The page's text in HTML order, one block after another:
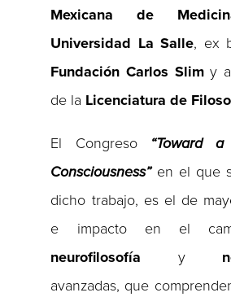
Mexicana de
Universidad La Salle, ex
Fundación Carlos Slimy
de la Licenciatura de
El Congreso “Toward
Consciousness”en el que
dicho trabajo, es el de
e impacto en el
neurofilosofía y
avanzadas, que